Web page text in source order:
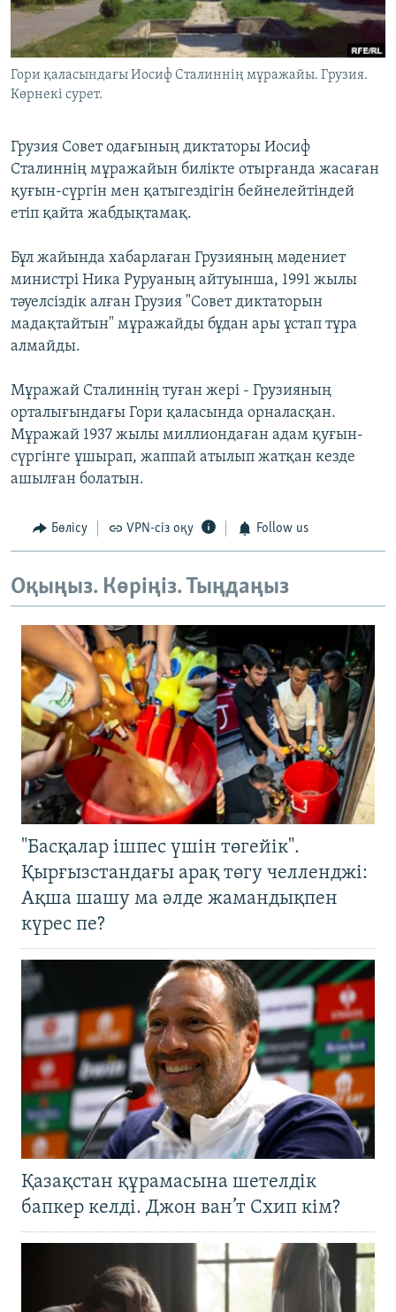
ЖАЗЫЛЫҢЫЗ
Басқа тілдерде
Гори қаласындағы Иосиф Сталиннің мұражайы. Грузия.
Көрнекі сурет.
Грузия Совет одағының диктаторы Иосиф
Сталиннің мұражайын билікте отырғанда жасаған
қуғын-сүргін мен қатыгездігін бейнелейтіндей
етіп қайта жабдықтамақ.
Бұл жайында хабарлаған Грузияның мәдениет
министрі Ника Руруаның айтуынша, 1991 жылы
тәуелсіздік алған Грузия "Совет диктаторын
мадақтайтын" мұражайды бұдан ары ұстап тұра
алмайды.
Мұражай Сталиннің туған жері - Грузияның
орталығындағы Гори қаласында орналасқан.
Мұражай 1937 жылы миллиондаған адам қуғын-
сүргінге ұшырап, жаппай атылып жатқан кезде
ашылған болатын.
Бөлісу VPN-сіз оқу Follow us
Оқыңыз. Көріңіз. Тыңдаңыз
"Басқалар ішпес үшін төгейік".
Қырғызстандағы арақ төгу челленджі:
Ақша шашу ма әлде жамандықпен
күрес пе?
Қазақстан құрамасына шетелдік
бапкер келді. Джон ван’т Схип кім?